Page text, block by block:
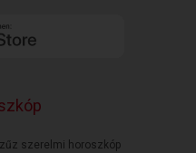
szerelmi horoszkóp